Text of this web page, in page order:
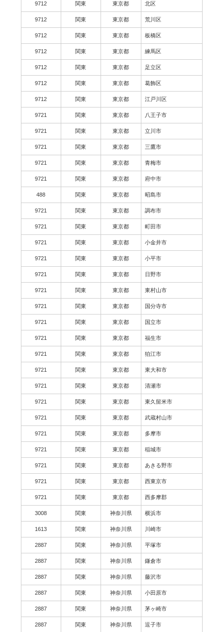
9712 関東 東京都 北区
9712 関東 東京都 荒川区
9712 関東 東京都 板橋区
9712 関東 東京都 練馬区
9712 関東 東京都 足立区
9712 関東 東京都 葛飾区
9712 関東 東京都 江戸川区
9721 関東 東京都 八王子市
9721 関東 東京都 立川市
9721 関東 東京都 三鷹市
9721 関東 東京都 青梅市
9721 関東 東京都 府中市
488 関東 東京都 昭島市
9721 関東 東京都 調布市
9721 関東 東京都 町田市
9721 関東 東京都 小金井市
9721 関東 東京都 小平市
9721 関東 東京都 日野市
9721 関東 東京都 東村山市
9721 関東 東京都 国分寺市
9721 関東 東京都 国立市
9721 関東 東京都 福生市
9721 関東 東京都 狛江市
9721 関東 東京都 東大和市
9721 関東 東京都 清瀬市
9721 関東 東京都 東久留米市
9721 関東 東京都 武蔵村山市
9721 関東 東京都 多摩市
9721 関東 東京都 稲城市
9721 関東 東京都 あきる野市
9721 関東 東京都 西東京市
9721 関東 東京都 西多摩郡
3008 関東 神奈川県 横浜市
1613 関東 神奈川県 川崎市
2887 関東 神奈川県 平塚市
2887 関東 神奈川県 鎌倉市
2887 関東 神奈川県 藤沢市
2887 関東 神奈川県 小田原市
2887 関東 神奈川県 茅ヶ崎市
2887 関東 神奈川県 逗子市